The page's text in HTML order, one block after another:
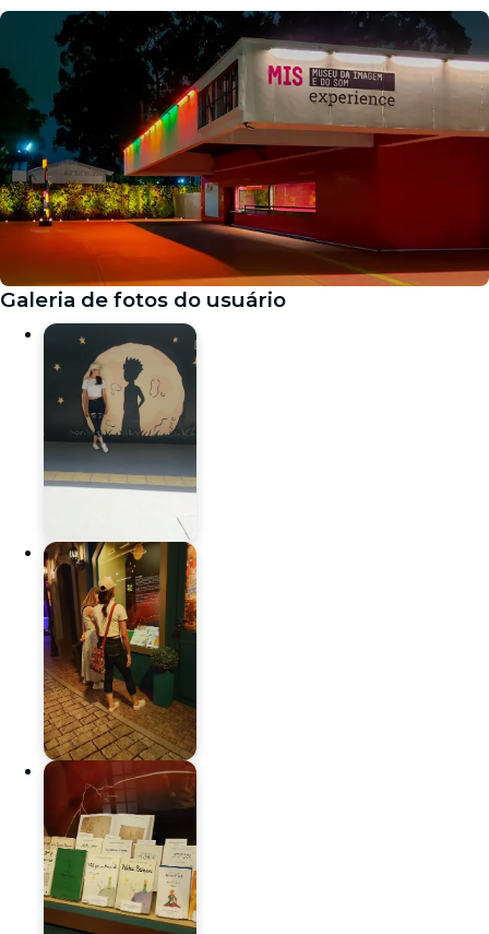
Galeria
Galeria de fotos do usuário